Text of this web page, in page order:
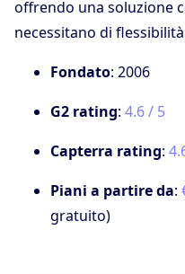
offrendo una soluzione
necessitano di
Fondato: 2006
G2 rating: 4.6 / 5
Capterra rating:
Piani a partire da:
gratuito)